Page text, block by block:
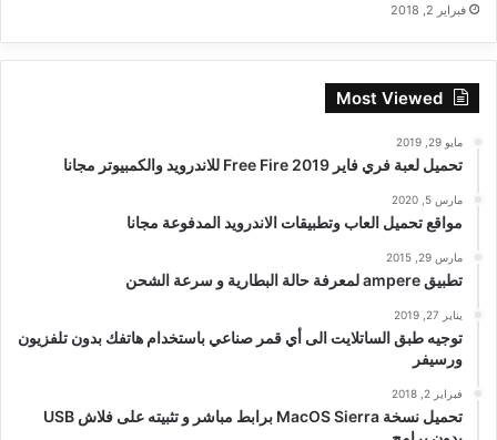
فبراير 2, 2018
Most Viewed
مايو 29, 2019
تحميل لعبة فري فاير Free Fire 2019 للاندرويد والكمبيوتر مجانا
مارس 5, 2020
مواقع تحميل العاب وتطبيقات الاندرويد المدفوعة مجانا
مارس 29, 2015
تطبيق ampere لمعرفة حالة البطارية و سرعة الشحن
يناير 27, 2019
توجيه طبق الساتلايت الى أي قمر صناعي باستخدام هاتفك بدون تلفزيون
ورسيفر
فبراير 2, 2018
تحميل نسخة MacOS Sierra برابط مباشر و تثبيته على فلاش USB